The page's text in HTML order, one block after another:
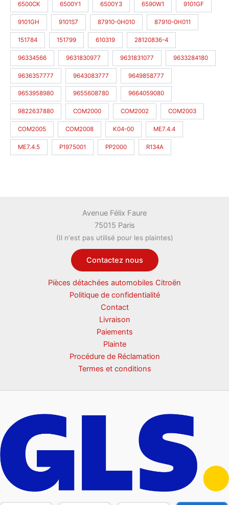
6500CK 6500Y1 6500Y3 6590W1 9101GF
9101GH 9101S7 87910-0H010 87910-0H011
151784 151799 610319 28120836-4
96334566 9631830977 9631831077 9633284180
9636357777 9643083777 9649858777
9653958980 9655608780 9664059080
9822637880 COM2000 COM2002 COM2003
COM2005 COM2008 K04-00 ME7.4.4
ME7.4.5 P1975001 PP2000 R134A
Avenue Félix Faure
75015 Paris
(Il n'est pas utilisé pour les plaintes)
Contactez nous
Pièces détachées automobiles Citroën
Politique de confidentialité
Contact
Livraison
Paiements
Plainte
Procédure de Réclamation
Termes et conditions